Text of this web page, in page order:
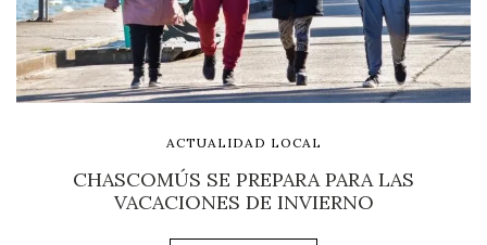
ACTUALIDAD LOCAL
CHASCOMÚS SE PREPARA PARA LAS
VACACIONES DE INVIERNO